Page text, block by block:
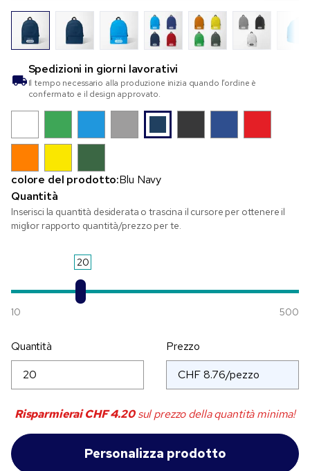
Spedizioni in giorni lavorativi
Il tempo necessario alla produzione inizia quando l’ordine è
confermato e il design approvato.
colore del prodotto:Blu Navy
Quantità
Inserisci la quantità desiderata o trascina il cursore per ottenere il
miglior rapporto quantità/prezzo per te.
20
10 500
Quantità Prezzo
RisparmieraiCHF 4.20sul prezzo della quantità minima!